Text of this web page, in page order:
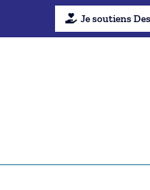
Je soutiens